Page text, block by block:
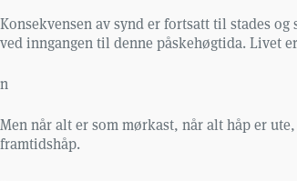
Konsekvensen av synd er fortsatt til stades
ved inngangen til denne påskehøgtida. Livet
n
Men når alt er som mørkast, når alt håp er
framtidshåp.